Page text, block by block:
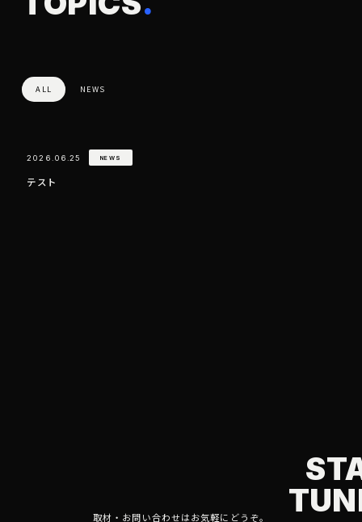
ALL NEWS
2026.06.25 NEWS
テスト
取材・お問い合わせはお気軽にどうぞ。